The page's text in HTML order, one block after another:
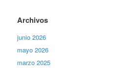
Archivos
junio 2026
mayo 2026
marzo 2025